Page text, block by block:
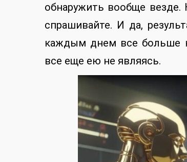
обнаружить вообще
спрашивайте. И да,
каждым днем все больше
все еще ею не являясь.